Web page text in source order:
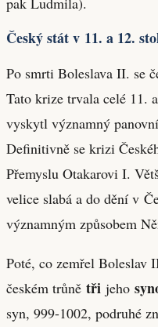
Český stát v 11. a 12.
Po smrti Boleslava II. se
Tato krize trvala celé 11.
vyskytl významný
Definitivně se krizi
Přemyslu Otakarovi I.
velice slabá a do dění v
významným způsobem
Poté, co zemřel Boleslav
českém trůně tři jeho
syn, 999-1002, podruhé